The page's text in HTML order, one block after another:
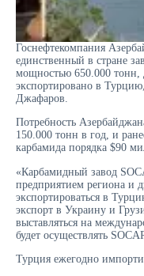
Госнефтекомпания
единственный в стране
мощностью 650.000 тонн,
экспортировано в
Джафаров.
Потребность
150.000 тонн в год, и
карбамида порядка $90
«Карбамидный завод
предприятием региона и
экспортироваться в
экспорт в Украину и
выставляться на
будет осуществлять
Турция ежегодно